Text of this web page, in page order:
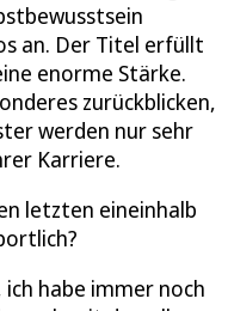
an. Der Titel erfüllt
enorme Stärke.
zurückblicken,
werden nur sehr
Karriere.
letzten eineinhalb
habe immer noch